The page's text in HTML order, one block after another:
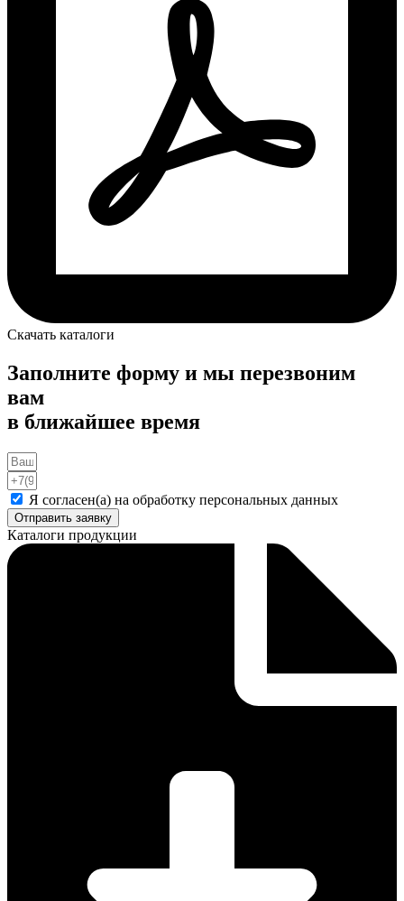
Скачать каталоги
Заполните форму и мы перезвоним
вам
в ближайшее время
Я согласен(а) на обработку персональных данных
Отправить заявку
Каталоги продукции